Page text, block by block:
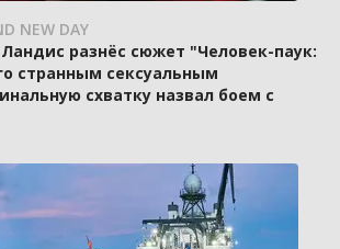
NEW DAY
разнёс сюжет "Человек-паук:
странным сексуальным
схватку назвал боем с